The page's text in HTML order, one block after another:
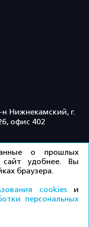
н Нижнекамский, г.
офис 402
/ Все права
о прошлых
сайт удобнее. Вы
браузера.
cookies и
персональных